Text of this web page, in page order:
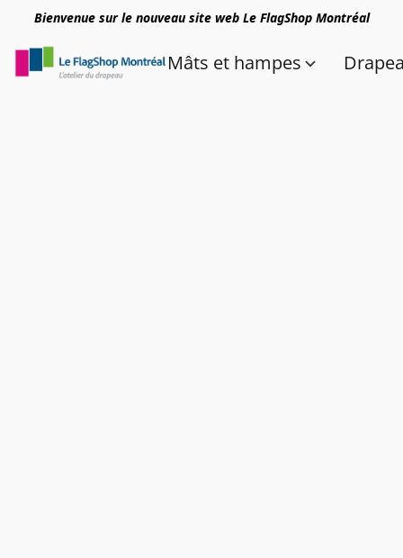
Bienvenue sur le nouveau site web Le FlagShop Montréal
Mâts et hampes